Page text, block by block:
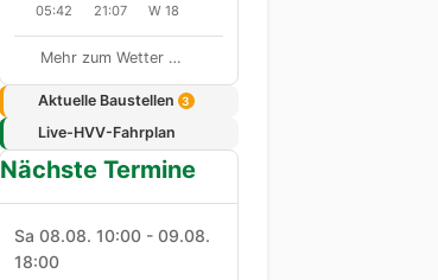
05:42 21:07 W 18
Mehr zum Wetter …
Aktuelle Baustellen 3
Live-HVV-Fahrplan
Nächste Termine
Sa 08.08. 10:00 - 09.08.
18:00